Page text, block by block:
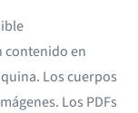
contenido en
Los cuerpos
Los PDFs